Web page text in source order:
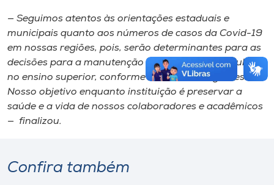
— Seguimos atentos às orientações estaduais e
municipais quanto aos números de casos da Covid-19
em nossas regiões, pois, serão determinantes para as
decisões para a manutenção da retomada das aulas
no ensino superior, conforme os decretos vigentes.
Nosso objetivo enquanto instituição é preservar a
saúde e a vida de nossos colaboradores e acadêmicos
— finalizou.
Confira também